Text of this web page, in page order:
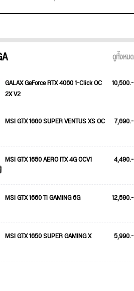
ดูทั้งหมด
GALAX GeForce RTX 4060 1-Click OC
2X V2
10,500.-
MSI GTX 1660 SUPER VENTUS XS OC 7,690.-
MSI GTX 1650 AERO ITX 4G OCV1 4,490.-
MSI GTX 1660 Ti GAMING 6G 12,590.-
MSI GTX 1650 SUPER GAMING X 5,990.-